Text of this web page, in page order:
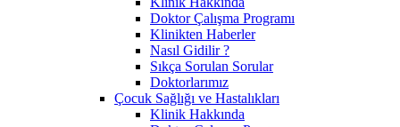
Doktor Çalışma Programı
Klinikten Haberler
Nasıl Gidilir ?
Sıkça Sorulan Sorular
Doktorlarımız
Çocuk Sağlığı ve Hastalıkları
Klinik Hakkında